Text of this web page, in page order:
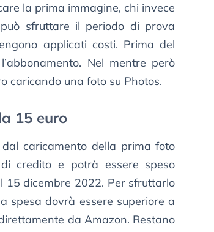
la prima immagine, chi invece
sfruttare il periodo di prova
applicati costi. Prima del
Nel mentre però
caricando una foto su Photos.
15 euro
caricamento della prima foto
credito e potrà essere speso
15 dicembre 2022. Per sfruttarlo
spesa dovrà essere superiore a
da Amazon. Restano